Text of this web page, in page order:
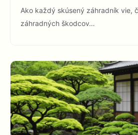
Ako každý skúsený záhradník vie,
záhradných škodcov…